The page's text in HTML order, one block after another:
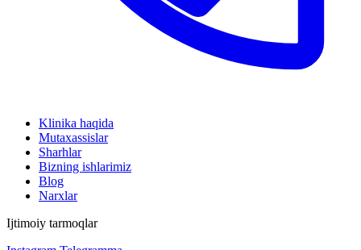
Klinika haqida
Mutaxassislar
Sharhlar
Bizning ishlarimiz
Blog
Narxlar
Ijtimoiy tarmoqlar